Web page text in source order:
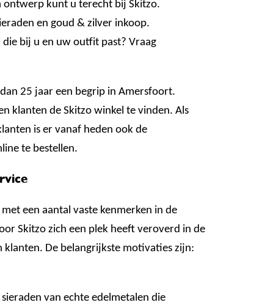
ontwerp kunt u terecht bij Skitzo.
en goud & zilver inkoop.
die bij u en uw outfit past? Vraag
25 jaar een begrip in Amersfoort.
klanten de Skitzo winkel te vinden. Als
is er vanaf heden ook de
te bestellen.
een aantal vaste kenmerken in de
Skitzo zich een plek heeft veroverd in de
klanten. De belangrijkste motivaties zijn:
van echte edelmetalen die